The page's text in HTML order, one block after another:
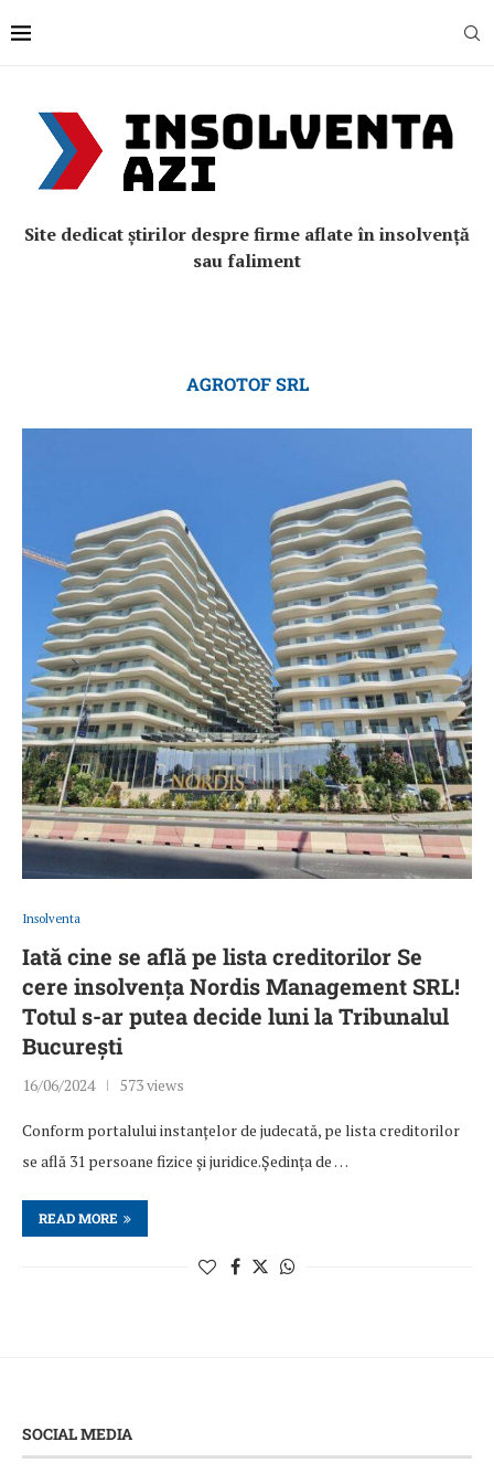
Site dedicat știrilor despre firme aflate în insolvență
sau faliment
AGROTOF SRL
Insolventa
Iată cine se află pe lista creditorilor Se
cere insolvența Nordis Management SRL!
Totul s-ar putea decide luni la Tribunalul
București
16/06/2024 573 views
Conform portalului instanțelor de judecată, pe lista creditorilor
se află 31 persoane fizice și juridice.Ședința de …
READ MORE
SOCIAL MEDIA